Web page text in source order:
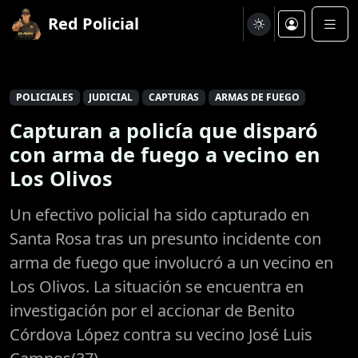
Red Policial
POLICIALES JUDICIAL CAPTURAS ARMAS DE FUEGO
Capturan a policía que disparó
con arma de fuego a vecino en
Los Olivos
Un efectivo policial ha sido capturado en
Santa Rosa tras un presunto incidente con
arma de fuego que involucró a un vecino en
Los Olivos. La situación se encuentra en
investigación por el accionar de Benito
Córdova López contra su vecino José Luis